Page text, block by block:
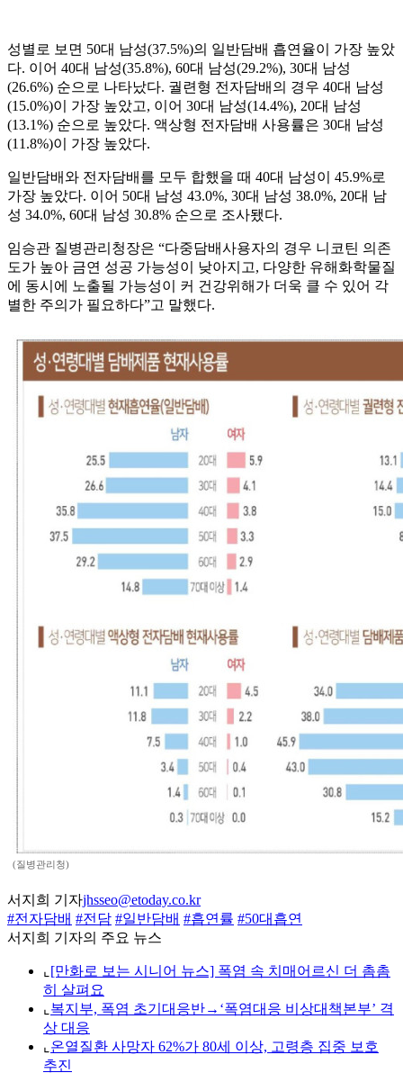
성별로 보면 50대 남성(37.5%)의 일반담배 흡연율이 가장 높았
다. 이어 40대 남성(35.8%), 60대 남성(29.2%), 30대 남성
(26.6%) 순으로 나타났다. 궐련형 전자담배의 경우 40대 남성
(15.0%)이 가장 높았고, 이어 30대 남성(14.4%), 20대 남성
(13.1%) 순으로 높았다. 액상형 전자담배 사용률은 30대 남성
(11.8%)이 가장 높았다.
일반담배와 전자담배를 모두 합했을 때 40대 남성이 45.9%로
가장 높았다. 이어 50대 남성 43.0%, 30대 남성 38.0%, 20대 남
성 34.0%, 60대 남성 30.8% 순으로 조사됐다.
임승관 질병관리청장은 “다중담배사용자의 경우 니코틴 의존
도가 높아 금연 성공 가능성이 낮아지고, 다양한 유해화학물질
에 동시에 노출될 가능성이 커 건강위해가 더욱 클 수 있어 각
별한 주의가 필요하다”고 말했다.
(질병관리청)
서지희 기자jhsseo@etoday.co.kr
#전자담배 #전담 #일반담배 #흡연률 #50대흡연
서지희 기자의 주요 뉴스
⌞ [만화로 보는 시니어 뉴스] 폭염 속 치매어르신 더 촘촘
히 살펴요
⌞ 복지부, 폭염 초기대응반→‘폭염대응 비상대책본부’ 격
상 대응
⌞ 온열질환 사망자 62%가 80세 이상, 고령층 집중 보호
추진